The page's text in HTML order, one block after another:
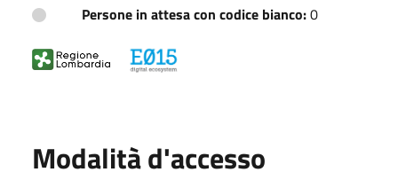
Persone in attesa con codice bianco:0
Modalità d'accesso